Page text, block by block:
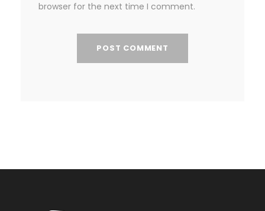
browser for the next time I comment.